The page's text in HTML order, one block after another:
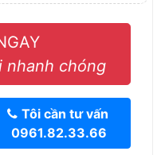
nhanh chóng
Tôi cần tư vấn
0961.82.33.66